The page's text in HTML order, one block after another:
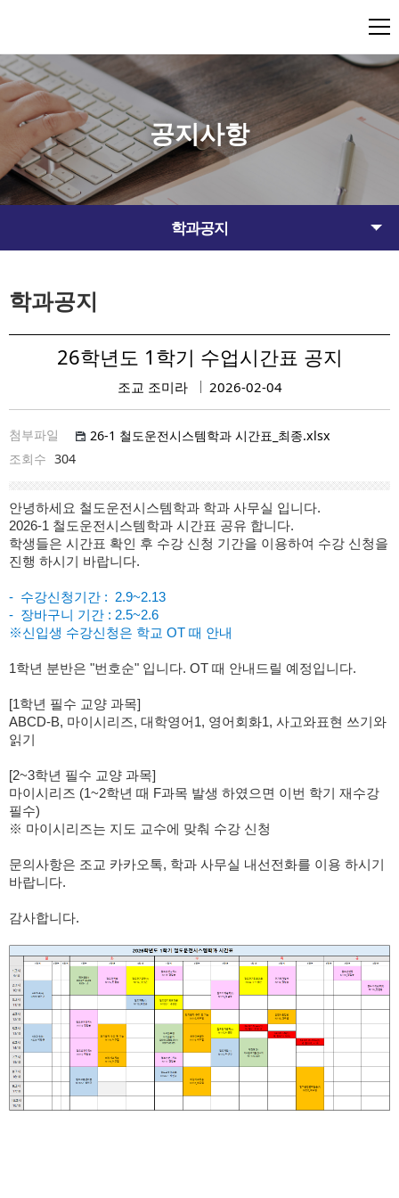
공지사항
학과공지
학과공지
26학년도 1학기 수업시간표 공지
조교 조미라 2026-02-04
첨부파일
26-1 철도운전시스템학과 시간표_최종.xlsx
조회수 304
안녕하세요 철도운전시스템학과 학과 사무실 입니다.
2026-1 철도운전시스템학과 시간표 공유 합니다.
학생들은 시간표 확인 후 수강 신청 기간을 이용하여 수강 신청을
진행 하시기 바랍니다.
- 수강신청기간 :
2.9~2.13
- 장바구니 기간 : ​2.5~2.6 ​
※신입생 수강신청은 학교 OT 때 안내
1학년 분반은 "번호순" 입니다. OT 때 안내드릴 예정입니다.
[1학년 필수 교양 과목]
ABCD-B, 마이시리즈, 대학영어1, 영어회화1, 사고와표현 쓰기와
읽기
[2~3학년 필수 교양 과목]
마이시리즈 (1~2학년 때 F과목 발생 하였으면 이번 학기 재수강
필수)
※ 마이시리즈는 지도 교수에 맞춰 수강 신청
문의사항은 조교 카카오톡, 학과 사무실 내선전화를 이용 하시기
바랍니다.
감사합니다.